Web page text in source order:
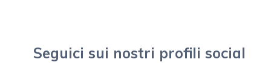
Seguici sui nostri profili social